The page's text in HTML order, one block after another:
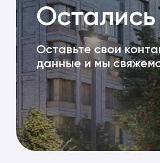
Оставьте свои
данные и мы